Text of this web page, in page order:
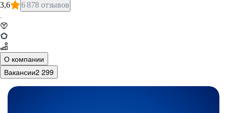
3,6 6 878 отзывов
·
О компании
Вакансии2 299